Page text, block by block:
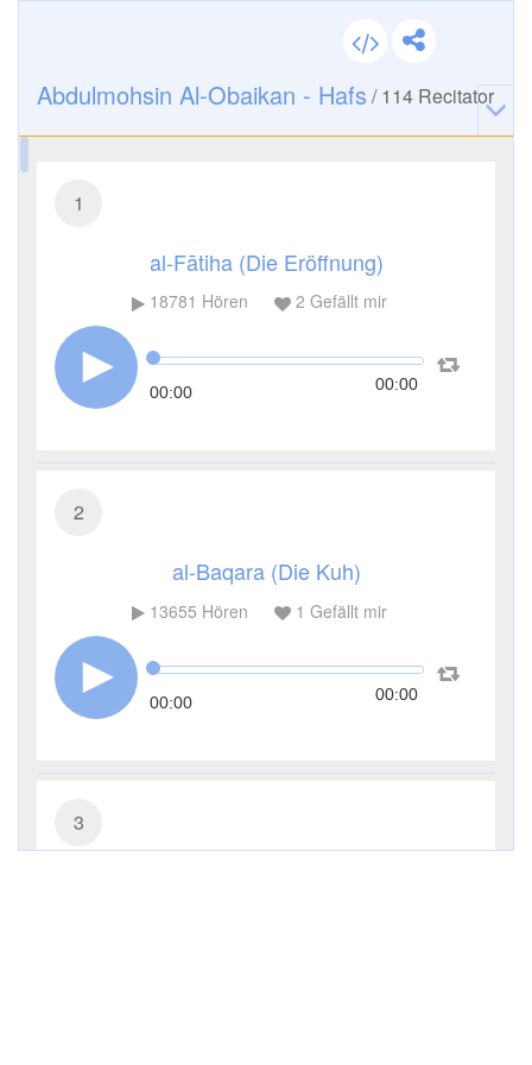
Abdulmohsin Al-Obaikan - Hafs /114 Recitator
1
al-Fātiha (Die Eröffnung)
18781 Hören 2 Gefällt mir
00:00 00:00
2
al-Baqara (Die Kuh)
13655 Hören 1 Gefällt mir
00:00 00:00
3